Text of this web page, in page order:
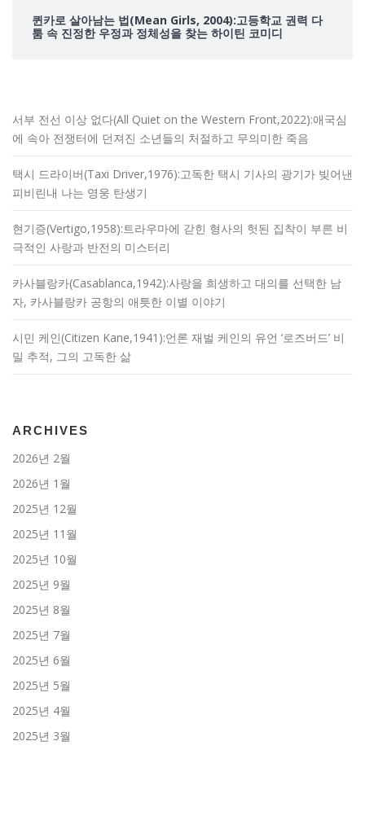
퀸카로 살아남는 법(Mean Girls, 2004):고등학교 권력 다
툼 속 진정한 우정과 정체성을 찾는 하이틴 코미디
서부 전선 이상 없다(All Quiet on the Western Front,2022):애국심
에 속아 전쟁터에 던져진 소년들의 처절하고 무의미한 죽음
택시 드라이버(Taxi Driver,1976):고독한 택시 기사의 광기가 빚어낸
피비린내 나는 영웅 탄생기
현기증(Vertigo,1958):트라우마에 갇힌 형사의 헛된 집착이 부른 비
극적인 사랑과 반전의 미스터리
카사블랑카(Casablanca,1942):사랑을 희생하고 대의를 선택한 남
자, 카사블랑카 공항의 애틋한 이별 이야기
시민 케인(Citizen Kane,1941):언론 재벌 케인의 유언 ‘로즈버드’ 비
밀 추적, 그의 고독한 삶
ARCHIVES
2026년 2월
2026년 1월
2025년 12월
2025년 11월
2025년 10월
2025년 9월
2025년 8월
2025년 7월
2025년 6월
2025년 5월
2025년 4월
2025년 3월